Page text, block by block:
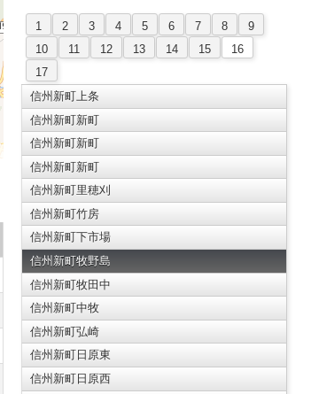
1 2 3 4 5 6 7 8
9
10
11 12 13 14 15
16
17
信州新町上条
信州新町新町
信州新町新町
信州新町新町
信州新町里穂刈
信州新町竹房
信州新町下市場
信州新町牧野島
信州新町牧田中
信州新町中牧
信州新町弘崎
信州新町日原東
信州新町日原西